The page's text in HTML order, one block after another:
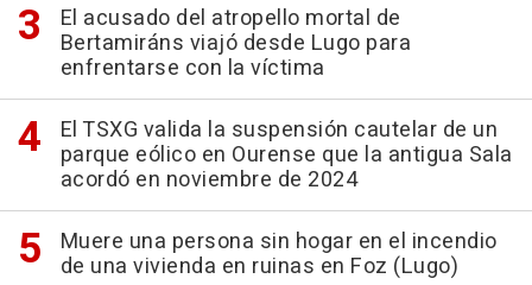
El acusado del atropello mortal de
Bertamiráns viajó desde Lugo para
enfrentarse con la víctima
El TSXG valida la suspensión cautelar de un
parque eólico en Ourense que la antigua Sala
acordó en noviembre de 2024
Muere una persona sin hogar en el incendio
de una vivienda en ruinas en Foz (Lugo)